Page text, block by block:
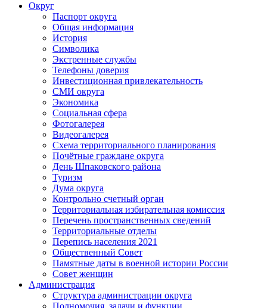
Округ
Паспорт округа
Общая информация
История
Символика
Экстренные службы
Телефоны доверия
Инвестиционная привлекательность
СМИ округа
Экономика
Социальная сфера
Фотогалерея
Видеогалерея
Схема территориального планирования
Почётные граждане округа
День Шпаковского района
Туризм
Дума округа
Контрольно счетный орган
Территориальная избирательная комиссия
Перечень пространственных сведений
Территориальные отделы
Перепись населения 2021
Общественный Совет
Памятные даты в военной истории России
Совет женщин
Администрация
Структура администрации округа